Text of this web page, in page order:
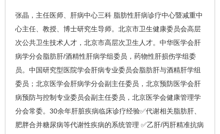
张晶 ， 主任医师、 肝病中心三科 脂肪性肝病诊疗中心暨减重中
心主任、 教授、博士研究生导师。北京市卫生健康委员会高层
次公共卫生技术人才，北京市高层次卫生人才。中华医学会肝
病学分会脂肪肝/酒精性肝病学组委员， 药物性肝损伤学组委
员。中国研究型医院学会肝病专业委员会脂肪肝与酒精肝学组
委员；北京医学会肝病学分会副主任委员，北京预防医学会肝
病预防与控制专业委员会副主任委员，北京医学会健康管理学
分会常委。30余年肝脏疾病临床诊疗经验✅代谢相关脂肪肝、
肥胖合并糖尿病等代谢性疾病的系统管理 ✅乙肝/丙肝精准抗病